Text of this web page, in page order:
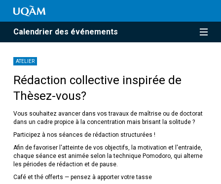
Calendrier des événements
ATELIER
Rédaction collective inspirée de
Thèsez-vous?
Vous souhaitez avancer dans vos travaux de maîtrise ou de doctorat
dans un cadre propice à la concentration mais brisant la solitude ?
Participez à nos séances de rédaction structurées !
Afin de favoriser l'atteinte de vos objectifs, la motivation et l'entraide,
chaque séance est animée selon la technique Pomodoro, qui alterne
les périodes de rédaction et de pause.
Café et thé offerts — pensez à apporter votre tasse